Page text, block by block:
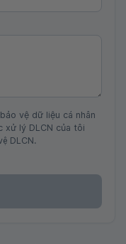
vệ dữ liệu cá nhân
xử lý DLCN của tôi
DLCN.